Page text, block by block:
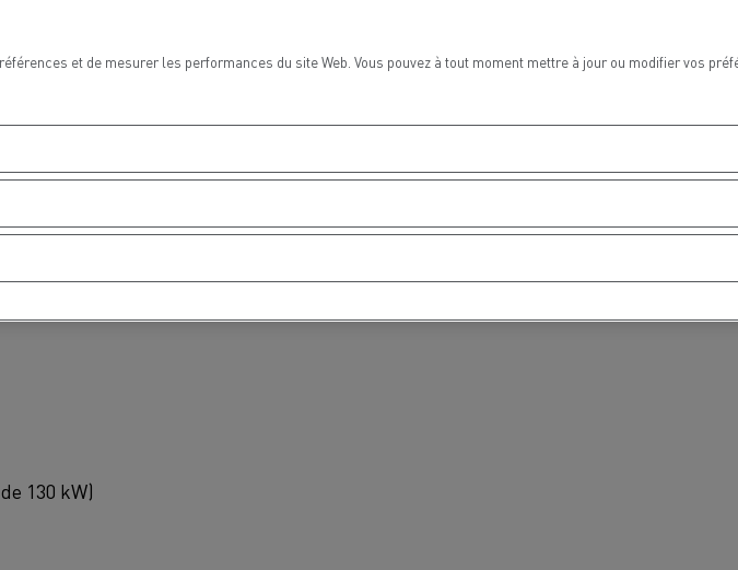
130 kW)
et de mesurer les performances du site Web. Vous pouvez à tout moment mettre à jour ou modifier vos